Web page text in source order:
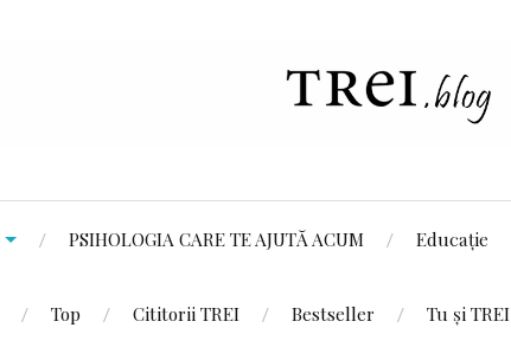
PSIHOLOGIA CARE TE AJUTĂ ACUM Educație
Top Cititorii TREI Bestseller Tu și TREI